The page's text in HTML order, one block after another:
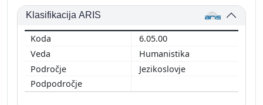
Klasifikacija ARIS
6.05.00
Humanistika
Jezikoslovje